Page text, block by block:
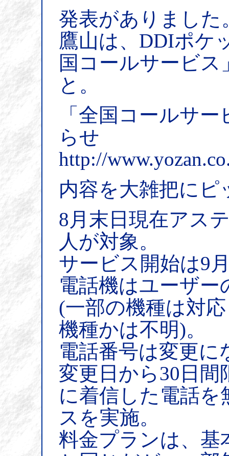
発表がありました
鷹山は、DDIポケ
国コールサービ
と。
「全国コールサ
らせ
http://
内容を大雑把に
8月末日現在アス
人が対象。
サービス開始は9
電話機はユーザ
(一部の機種は対
機種かは不明)。
電話番号は変更に
変更日から30日
に着信した電話
スを実施。
料金プランは、基